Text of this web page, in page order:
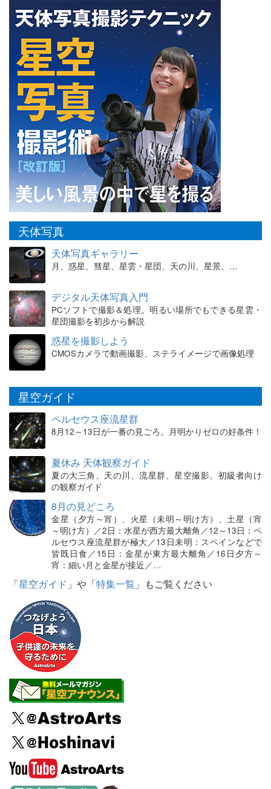
天体写真
天体写真ギャラリー
月、惑星、彗星、星雲・星団、天の川、星景、…
デジタル天体写真入門
PCソフトで撮影＆処理。明るい場所でもできる星雲・
星団撮影を初歩から解説
惑星を撮影しよう
CMOSカメラで動画撮影、ステライメージで画像処理
星空ガイド
ペルセウス座流星群
8月12～13日が一番の見ごろ。月明かりゼロの好条件！
夏休み 天体観察ガイド
夏の大三角、天の川、流星群、星空撮影。初級者向け
の観察ガイド
8月の見どころ
金星（夕方～宵）、火星（未明～明け方）、土星（宵
～明け方）／2日：水星が西方最大離角／12～13日：ペ
ルセウス座流星群が極大／13日未明：スペインなどで
皆既日食／15日：金星が東方最大離角／16日夕方～
宵：細い月と金星が接近／…
「星空ガイド 」や「特集一覧 」もご覧ください